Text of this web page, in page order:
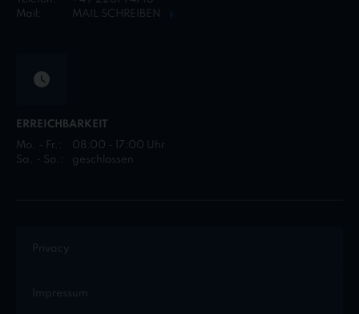
Mail:
MAIL SCHREIBEN
ERREICHBARKEIT
Mo. - Fr.:
08:00 - 17:00 Uhr
Sa. - So.:
geschlossen
Privacy
Impressum